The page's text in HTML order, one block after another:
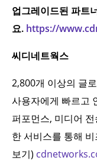
업그레이드된 파트
요. https://
씨디네트웍스
2,800개 이상의 글
사용자에게 빠르고
퍼포먼스, 미디어
한 서비스를 통해
보기)